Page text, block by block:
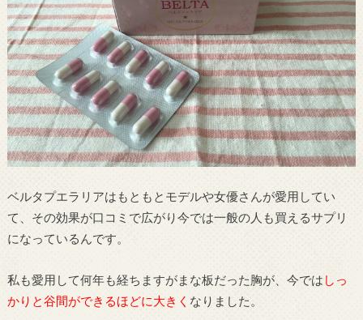
ベルタプエラリアはもともとモデルや女優さんが愛用してい
て、その効果が口コミで広がり今では一般の人も買えるサプリ
になっているんです。
私も愛用して何年も経ちますがまな板だった胸が、今では しっ
かりと谷間ができるほどに大きく なりました。